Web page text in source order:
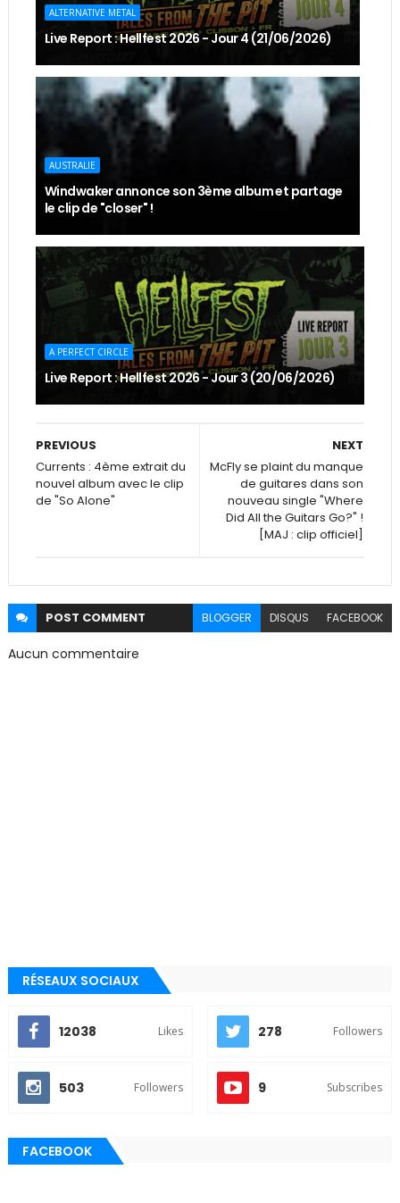
ALTERNATIVE METAL
Live Report : Hellfest 2026 - Jour 4 (21/06/2026)
AUSTRALIE
Windwaker annonce son 3ème album et partage
le clip de "closer" !
A PERFECT CIRCLE
Live Report : Hellfest 2026 - Jour 3 (20/06/2026)
NEXT
McFly se plaint du manque
de guitares dans son
nouveau single "Where
Did All the Guitars Go?" !
[MAJ : clip officiel]
PREVIOUS
Currents : 4ème extrait du
nouvel album avec le clip
de "So Alone"
POST COMMENT BLOGGER DISQUS FACEBOOK
Aucun commentaire
RÉSEAUX SOCIAUX
12038 Likes 278 Followers
503 Followers 9 Subscribes
FACEBOOK